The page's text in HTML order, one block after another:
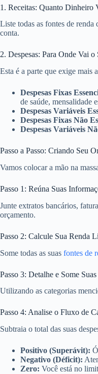
1. Receitas: Quanto Dinheiro
Liste todas as fontes de
conta.
2. Despesas: Para Onde Vai
Esta é a parte que exige mais
Despesas Fixas
de saúde, mensalidade
Despesas Variáveis
Despesas Fixas Não
Despesas Variáveis
Passo a Passo: Criando Seu
Vamos colocar a mão na
Passo 1: Reúna Suas
Junte extratos bancários,
orçamento.
Passo 2: Calcule Sua Renda
Some todas as suas fontes de
Passo 3: Detalhe e Some Suas
Utilizando as categorias
Passo 4: Analise o Fluxo de
Subtraia o total das suas
Positivo (Superávit):
Negativo (Déficit):
Zero: Você está no